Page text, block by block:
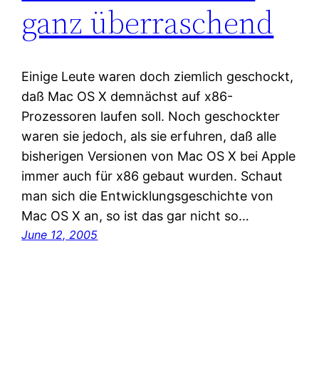
ganz überraschend
Einige Leute waren doch ziemlich geschockt,
daß Mac OS X demnächst auf x86-
Prozessoren laufen soll. Noch geschockter
waren sie jedoch, als sie erfuhren, daß alle
bisherigen Versionen von Mac OS X bei Apple
immer auch für x86 gebaut wurden. Schaut
man sich die Entwicklungsgeschichte von
Mac OS X an, so ist das gar nicht so…
June 12, 2005